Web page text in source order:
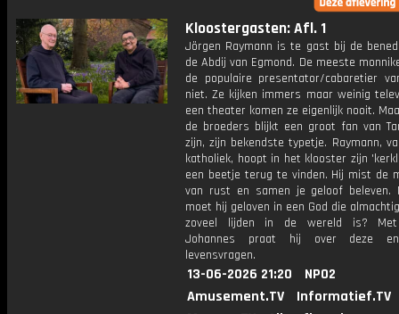
Kloostergasten: Afl. 1
Jörgen Raymann is te gast bij de
de Abdij van Egmond. De meeste
de populaire presentator/cabaretier
niet. Ze kijken immers maar weinig
een theater komen ze eigenlijk nooit.
de broeders blijkt een groot fan van
zijn, zijn bekendste typetje. Raymann,
katholiek, hoopt in het klooster zijn
een beetje terug te vinden. Hij mist de
van rust en samen je geloof beleven.
moet hij geloven in een God die
zoveel lijden in de wereld is? Met
Johannes praat hij over deze
levensvragen.
13-06-2026 21:20
NPO2
Amusement.TV
Informatief.TV